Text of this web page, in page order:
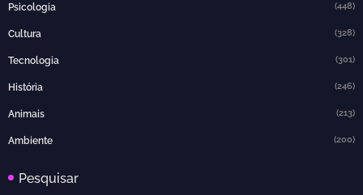
Psicologia (448)
Cultura (328)
Tecnologia (301)
História (246)
Animais (213)
Ambiente (200)
Pesquisar